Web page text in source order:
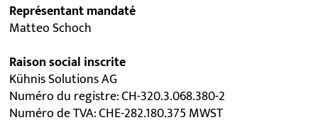
Représentant mandaté
Matteo Schoch
Raison social inscrite
Kühnis Solutions AG
Numéro du registre: CH-320.3.068.380-2
Numéro de TVA: CHE-282.180.375 MWST